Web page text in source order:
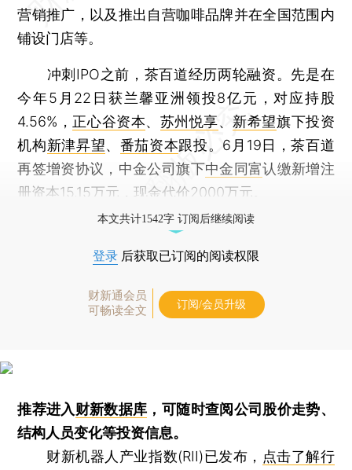
营销推广，以及推出自营咖啡品牌并在全国范围内
铺设门店等。
冲刺IPO之前，茶百道经历两轮融资。先是在
今年5月22日获兰馨亚洲领投8亿元，对应持股
4.56%， 正心谷资本、 苏州悦享、 新希望旗下投资
机构新津昇望、 番茄资本跟投。6月19日，茶百道
再签增资协议，中金公司旗下中金同富认缴新增注
册资本15.15万元，现金代价2000万元。
本文共计1542字 订阅后继续阅读
登录 后获取已订阅的阅读权限
财新通会员
可畅读全文
订阅/会员升级
推荐进入财新数据库 ，可随时查阅公司股价走势、
结构人员变化等投资信息。
财新机器人产业指数(RII)已发布， 点击了解行